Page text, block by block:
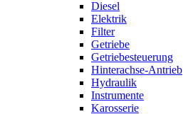
Diesel
Elektrik
Filter
Getriebe
Getriebesteuerung
Hinterachse-Antrieb
Hydraulik
Instrumente
Karosserie